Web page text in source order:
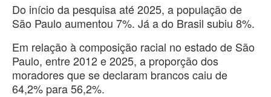
Do início da pesquisa até 2025, a população de
São Paulo aumentou 7%. Já a do Brasil subiu 8%.
Em relação à composição racial no estado de São
Paulo, entre 2012 e 2025, a proporção dos
moradores que se declaram brancos caiu de
64,2% para 56,2%.